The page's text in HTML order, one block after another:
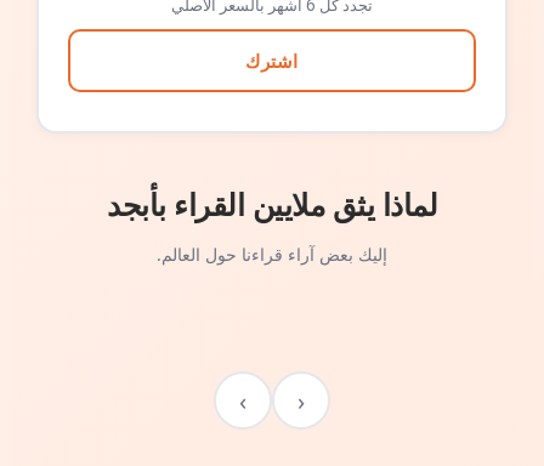
تجدد كل 6 أشهر بالسعر الأصلي
اشترك
لماذا يثق ملايين القراء بأبجد
إليك بعض آراء قراءنا حول العالم.
‹
›